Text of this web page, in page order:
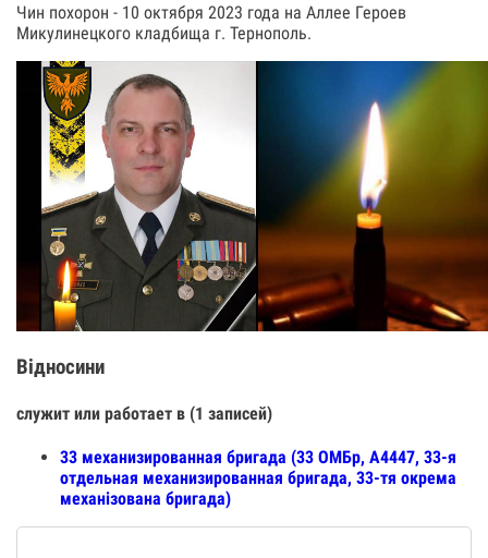
Чин похорон - 10 октября 2023 года на Аллее Героев
Микулинецкого кладбища г. Тернополь.
Відносини
служит или работает в (1 записей)
33 механизированная бригада (33 ОМБр, А4447, 33-я
отдельная механизированная бригада, 33-тя окрема
механізована бригада)